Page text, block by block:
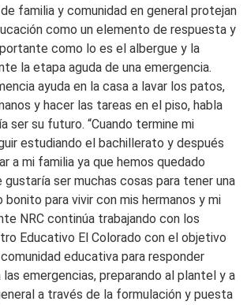
familia y comunidad en general protejan
como un elemento de respuesta y
como lo es el albergue y la
la etapa aguda de una emergencia.
ayuda en la casa a lavar los patos,
y hacer las tareas en el piso, habla
ser su futuro. “Cuando termine mi
estudiando el bachillerato y después
a mi familia ya que hemos quedado
gustaría ser muchas cosas para tener una
para vivir con mis hermanos y mi
NRC continúa trabajando con los
Educativo El Colorado con el objetivo
educativa para responder
emergencias, preparando al plantel y a
a través de la formulación y puesta